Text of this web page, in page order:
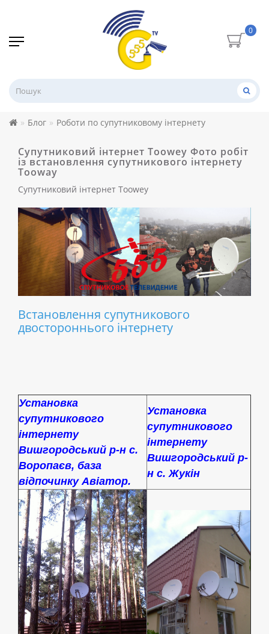
0
Блог Роботи по супутниковому інтернету
Супутниковий інтернет Toowey Фото робіт
із встановлення супутникового інтернету
Tooway
Супутниковий інтернет Toowey
Встановлення супутникового
двостороннього інтернету
Установка
супутникового
інтернету
Вишгородський р-н с.
Воропаєв, база
відпочинку Авіатор.
Установка
супутникового
інтернету
Вишгородський р-
н с. Жукін